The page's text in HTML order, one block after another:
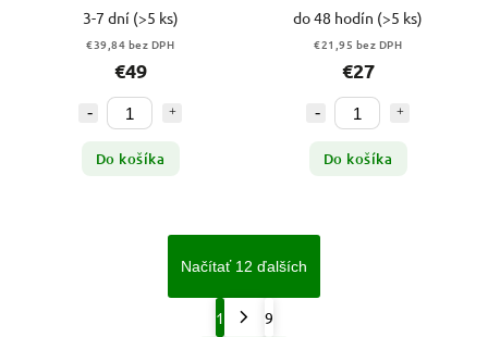
3-7 dní (>5 ks)
€39,84 bez DPH
€49
Do košíka
do 48 hodín (>5 ks)
€21,95 bez DPH
€27
Do košíka
Načítať 12 ďalších
1 9